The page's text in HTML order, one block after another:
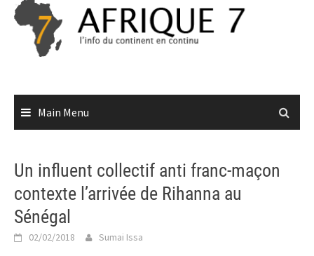
Skip
content
Main Menu
Un influent collectif anti franc-maçon
contexte l’arrivée de Rihanna au
Sénégal
02/02/2018 Sumai Issa